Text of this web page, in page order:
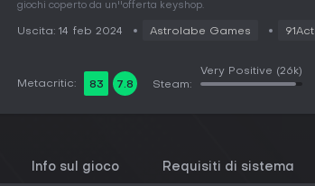
giochi coperto da un''offerta keyshop.
Uscita: 14 feb 2024 Astrolabe Games 91Act
Metacritic: 83 7.8 Steam:
Very Positive (26k)
Info sul gioco Requisiti di sistema